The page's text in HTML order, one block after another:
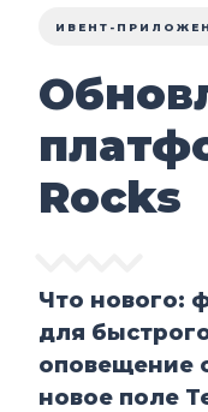
ИВЕНТ-
Rocks
Что нового:
для
оповещение
новое поле